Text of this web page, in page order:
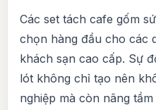
Các set tách cafe gốm
chọn hàng đầu cho các
khách sạn cao cấp. Sự
lót không chỉ tạo nên
nghiệp mà còn nâng